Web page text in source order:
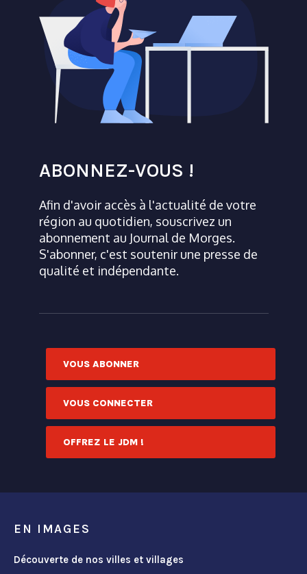
ABONNEZ-VOUS !
Afin d'avoir accès à l'actualité de votre
région au quotidien, souscrivez un
abonnement au Journal de Morges.
S'abonner, c'est soutenir une presse de
qualité et indépendante.
VOUS ABONNER
VOUS CONNECTER
OFFREZ LE JDM !
EN IMAGES
Découverte de nos villes et villages